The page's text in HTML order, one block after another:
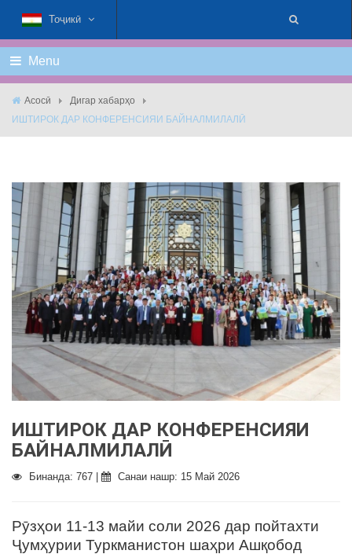
Тоҷикӣ
Menu
Асосӣ
Дигар хабарҳо
ИШТИРОК ДАР КОНФЕРЕНСИЯИ БАЙНАЛМИЛАЛӢ
ИШТИРОК ДАР КОНФЕРЕНСИЯИ
БАЙНАЛМИЛАЛӢ
Бинанда: 767 | Санаи нашр: 15 Май 2026
Рӯзҳои 11-13 майи соли 2026 дар пойтахти
Ҷумҳурии Туркманистон шаҳри Ашқобод